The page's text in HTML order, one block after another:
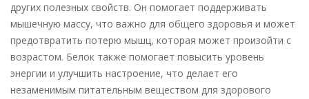
других полезных свойств. Он помогает поддерживать
мышечную массу, что важно для общего здоровья и может
предотвратить потерю мышц, которая может произойти с
возрастом. Белок также помогает повысить уровень
энергии и улучшить настроение, что делает его
незаменимым питательным веществом для здорового